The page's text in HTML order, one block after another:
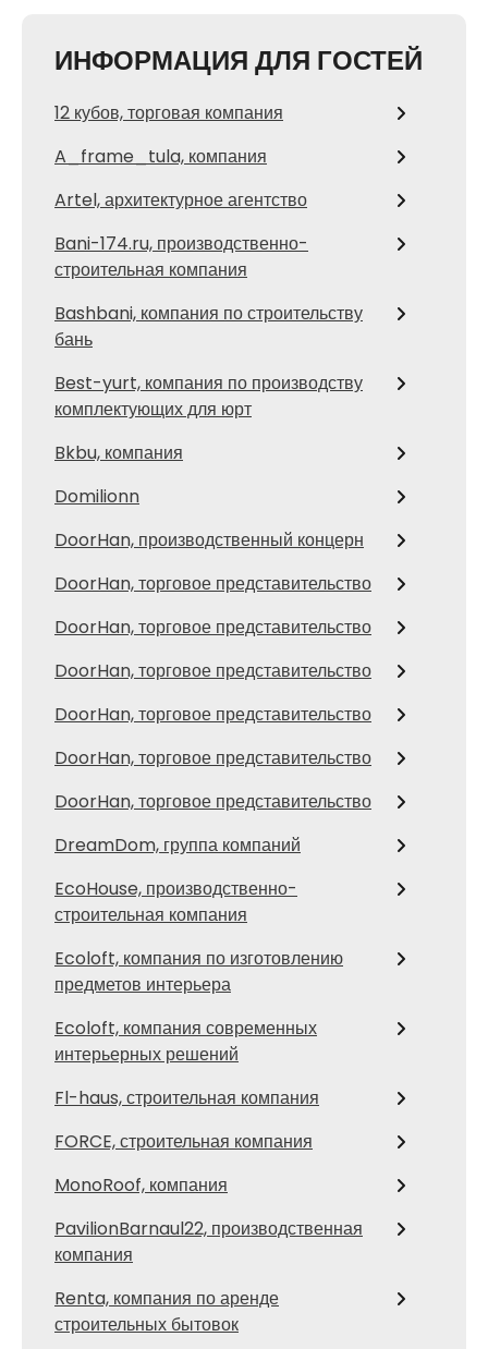
ИНФОРМАЦИЯ ДЛЯ ГОСТЕЙ
12 кубов, торговая компания
A_frame_tula, компания
Artel, архитектурное агентство
Bani-174.ru, производственно-
строительная компания
Bashbani, компания по строительству
бань
Best-yurt, компания по производству
комплектующих для юрт
Bkbu, компания
Domilionn
DoorHan, производственный концерн
DoorHan, торговое представительство
DoorHan, торговое представительство
DoorHan, торговое представительство
DoorHan, торговое представительство
DoorHan, торговое представительство
DoorHan, торговое представительство
DreamDom, группа компаний
EcoHouse, производственно-
строительная компания
Ecoloft, компания по изготовлению
предметов интерьера
Ecoloft, компания современных
интерьерных решений
Fl-haus, строительная компания
FORCE, строительная компания
MonoRoof, компания
PavilionBarnaul22, производственная
компания
Renta, компания по аренде
строительных бытовок